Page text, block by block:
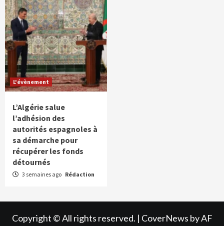
L'évènement
L’Algérie salue
l’adhésion des
autorités espagnoles à
sa démarche pour
récupérer les fonds
détournés
3 semaines ago Rédaction
Copyright © All rights reserved. | CoverNews by AF